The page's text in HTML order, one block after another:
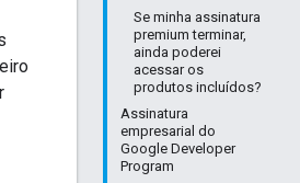
Se minha assinatura
premium terminar,
ainda poderei
acessar os
produtos incluídos?
Assinatura
empresarial do
Google Developer
Program